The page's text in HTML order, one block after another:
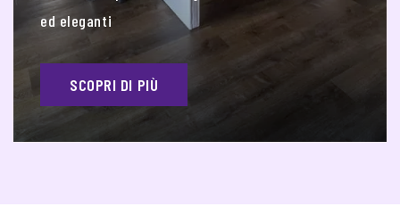
ed eleganti
SCOPRI DI PIÙ